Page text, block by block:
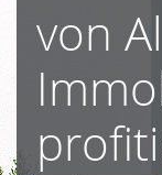
von